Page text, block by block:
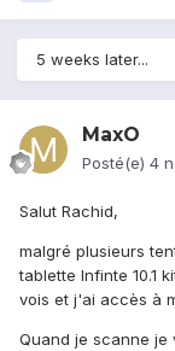
5 weeks later...
MaxO
Posté(e) 4
Salut Rachid,
malgré plusieurs
tablette Infinte 10.1
vois et j'ai accès à
Quand je scanne je